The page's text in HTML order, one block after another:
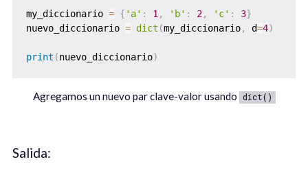
my_diccionario = { 'a' : 1 , 'b' : 2, 'c' : 3}
nuevo_diccionario = dict (my_diccionario, d=4)
print (nuevo_diccionario)
Agregamos un nuevo par clave-valor usando dict()
Salida: